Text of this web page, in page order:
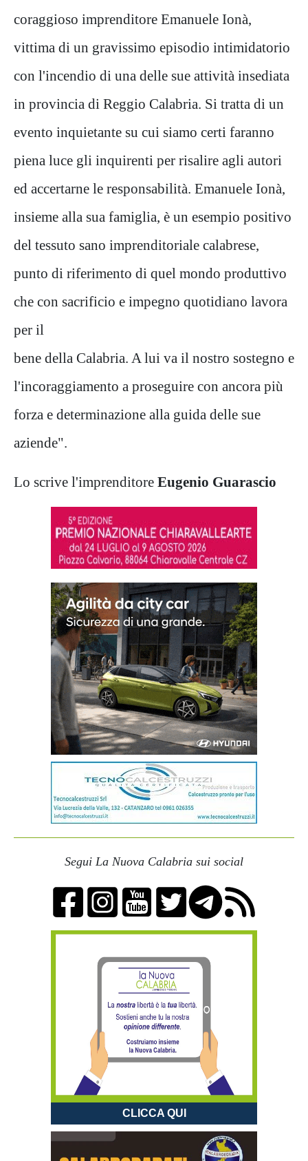
coraggioso imprenditore Emanuele Ionà,
vittima di un gravissimo episodio intimidatorio
con l'incendio di una delle sue attività insediata
in provincia di Reggio Calabria. Si tratta di un
evento inquietante su cui siamo certi faranno
piena luce gli inquirenti per risalire agli autori
ed accertarne le responsabilità. Emanuele Ionà,
insieme alla sua famiglia, è un esempio positivo
del tessuto sano imprenditoriale calabrese,
punto di riferimento di quel mondo produttivo
che con sacrificio e impegno quotidiano lavora
per il
bene della Calabria. A lui va il nostro sostegno e
l'incoraggiamento a proseguire con ancora più
forza e determinazione alla guida delle sue
aziende".
Lo scrive l'imprenditore Eugenio Guarascio
Segui La Nuova Calabria sui social
CLICCA QUI